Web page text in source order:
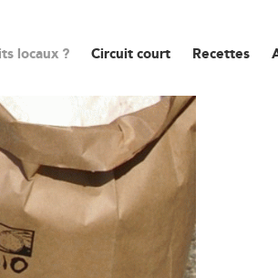
locaux ? Circuit court Recettes